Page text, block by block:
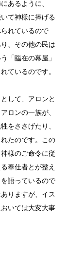
あるように、
て神様に捧げる
れているので
、その他の民は
「臨在の幕屋」
ているのです。
して、アロンと
ロンの一族が、
をささげたり、
たのです。この
様のご命令に従
奉仕者とが整え
語っているので
りますが、イス
いては大変大事